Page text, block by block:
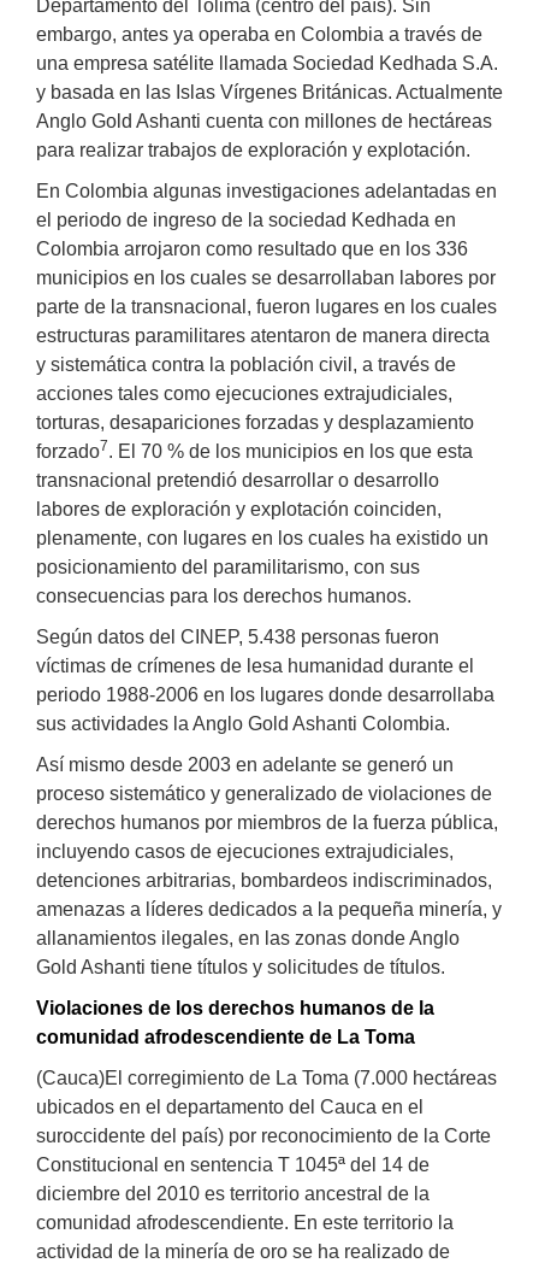
Departamento del Tolima (centro del país). Sin
embargo, antes ya operaba en Colombia a través de
una empresa satélite llamada Sociedad Kedhada S.A.
y basada en las Islas Vírgenes Británicas. Actualmente
Anglo Gold Ashanti cuenta con millones de hectáreas
para realizar trabajos de exploración y explotación.
En Colombia algunas investigaciones adelantadas en
el periodo de ingreso de la sociedad Kedhada en
Colombia arrojaron como resultado que en los 336
municipios en los cuales se desarrollaban labores por
parte de la transnacional, fueron lugares en los cuales
estructuras paramilitares atentaron de manera directa
y sistemática contra la población civil, a través de
acciones tales como ejecuciones extrajudiciales,
torturas, desapariciones forzadas y desplazamiento
forzado7. El 70 % de los municipios en los que esta
transnacional pretendió desarrollar o desarrollo
labores de exploración y explotación coinciden,
plenamente, con lugares en los cuales ha existido un
posicionamiento del paramilitarismo, con sus
consecuencias para los derechos humanos.
Según datos del CINEP, 5.438 personas fueron
víctimas de crímenes de lesa humanidad durante el
periodo 1988-2006 en los lugares donde desarrollaba
sus actividades la Anglo Gold Ashanti Colombia.
Así mismo desde 2003 en adelante se generó un
proceso sistemático y generalizado de violaciones de
derechos humanos por miembros de la fuerza pública,
incluyendo casos de ejecuciones extrajudiciales,
detenciones arbitrarias, bombardeos indiscriminados,
amenazas a líderes dedicados a la pequeña minería, y
allanamientos ilegales, en las zonas donde Anglo
Gold Ashanti tiene títulos y solicitudes de títulos.
Violaciones de los derechos humanos de la
comunidad afrodescendiente de La Toma
(Cauca)El corregimiento de La Toma (7.000 hectáreas
ubicados en el departamento del Cauca en el
suroccidente del país) por reconocimiento de la Corte
Constitucional en sentencia T 1045ª del 14 de
diciembre del 2010 es territorio ancestral de la
comunidad afrodescendiente. En este territorio la
actividad de la minería de oro se ha realizado de